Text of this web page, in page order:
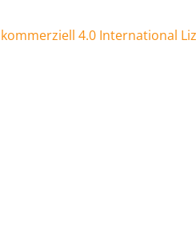
4.0 International